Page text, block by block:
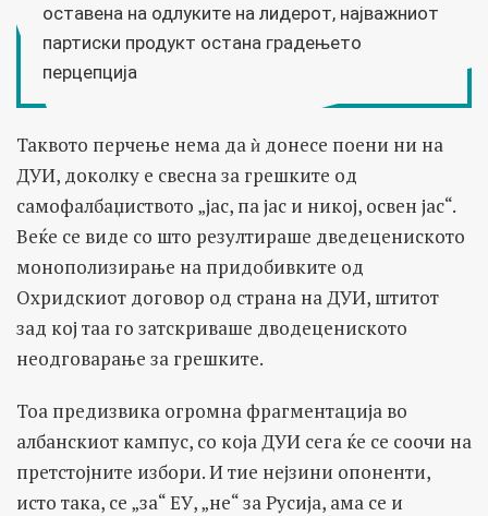
оставена на одлуките на лидерот, најважниот
партиски продукт остана градењето
перцепција
Таквото перчење нема да ѝ донесе поени ни на
ДУИ, доколку е свесна за грешките од
самофалбаџиството „јас, па јас и никој, освен јас“.
Веќе се виде со што резултираше дведецениското
монополизирање на придобивките од
Охридскиот договор од страна на ДУИ, штитот
зад кој таа го затскриваше дводецениското
неодговарање за грешките.
Тоа предизвика огромна фрагментација во
албанскиот кампус, со која ДУИ сега ќе се соочи на
претстојните избори. И тие нејзини опоненти,
исто така, се „за“ ЕУ, „не“ за Русија, ама се и